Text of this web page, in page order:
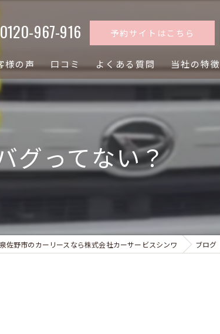
967-916 予約サイトはこちら
様の声 口コミ よくある質問 当社の特徴
軽自動車
乗り換え
グってない？
佐野市のカーリースなら株式会社カーサービスシンワ ブログ